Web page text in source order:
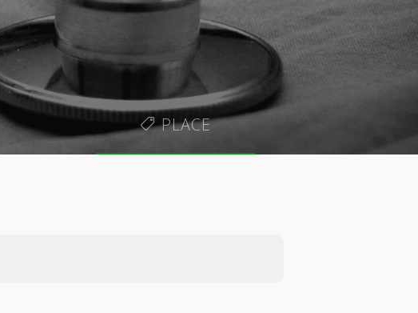
PLACE